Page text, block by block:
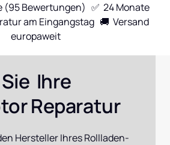
(95 Bewertungen)   ✅  24 Monate
am Eingangstag   🚚  Versand
europaweit
Ihre
Reparatur
Hersteller Ihres Rollladen-